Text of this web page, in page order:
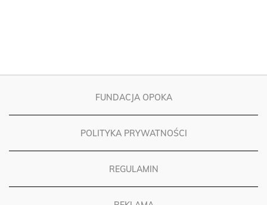
FUNDACJA OPOKA
POLITYKA PRYWATNOŚCI
REGULAMIN